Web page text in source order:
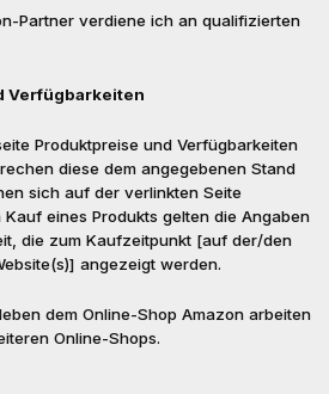
Partner verdiene ich an qualifizierten
Verfügbarkeiten
Produktpreise und Verfügbarkeiten
diese dem angegebenen Stand
sich auf der verlinkten Seite
eines Produkts gelten die Angaben
die zum Kaufzeitpunkt [auf der/den
angezeigt werden.
dem Online-Shop Amazon arbeiten
Online-Shops.